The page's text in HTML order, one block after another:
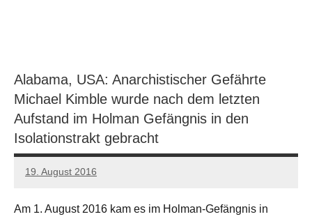
Alabama, USA: Anarchistischer Gefährte
Michael Kimble wurde nach dem letzten
Aufstand im Holman Gefängnis in den
Isolationstrakt gebracht
19. August 2016
admin
Am 1. August 2016 kam es im Holman-Gefängnis in